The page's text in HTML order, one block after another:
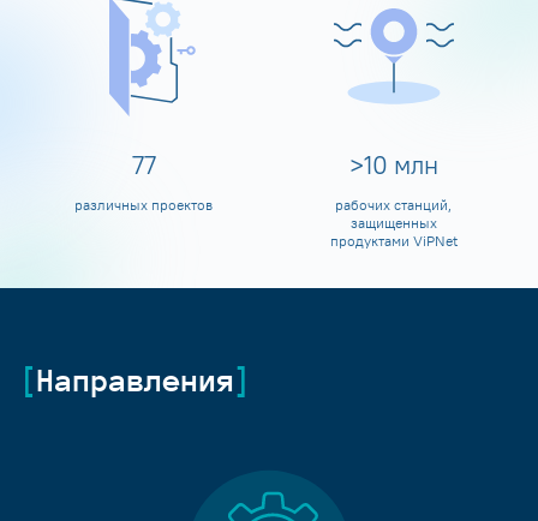
80
различных проектов
>10 млн
рабочих станций,
защищенных
продуктами ViPNet
Направления